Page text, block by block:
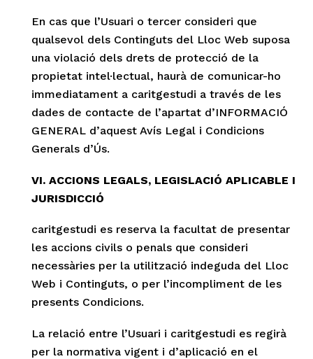
En cas que l’Usuari o tercer consideri que
qualsevol dels Continguts del Lloc Web suposa
una violació dels drets de protecció de la
propietat intel·lectual, haurà de comunicar-ho
immediatament a caritgestudi a través de les
dades de contacte de l’apartat d’INFORMACIÓ
GENERAL d’aquest Avís Legal i Condicions
Generals d’Ús.
VI. ACCIONS LEGALS, LEGISLACIÓ APLICABLE I
JURISDICCIÓ
caritgestudi es reserva la facultat de presentar
les accions civils o penals que consideri
necessàries per la utilització indeguda del Lloc
Web i Continguts, o per l’incompliment de les
presents Condicions.
La relació entre l’Usuari i caritgestudi es regirà
per la normativa vigent i d’aplicació en el